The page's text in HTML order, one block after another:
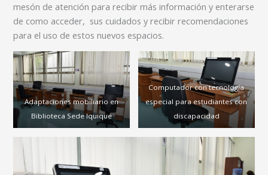
mesón de atención para recibir más información y enterarse
de como acceder, sus cuidados y recibir recomendaciones
para el uso de estos nuevos espacios.
Adaptaciones mobiliario en
Biblioteca Sede Iquique
Computador con tecnología
especial para estudiantes con
discapacidad